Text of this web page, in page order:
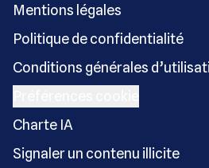
Mentions légales
Politique de confidentialité
Conditions générales
Charte IA
Signaler un contenu illicite